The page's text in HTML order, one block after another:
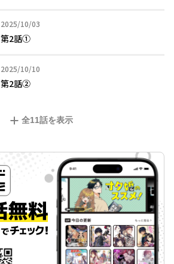
2025/10/03
2025年10月03日
第2話①
2025/10/10
2025年10月10日
第2話②
全11話を表示